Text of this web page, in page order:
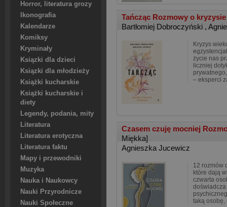
Horror, literatura grozy
Ikonografia
Kalendarze
Komiksy
Kryminały
Ksiązki dla dzieci
Ksiązki dla młodzieży
Książki kucharskie
Książki kucharskie i
diety
Legendy, podania, mity
Literatura
Literatura erotyczna
Literatura faktu
Mapy i przewodniki
Muzyka
Nauka i Naukowcy
Nauki Przyrodnicze
Nauki Społeczne
Tańcząc Rozmowy o
Bartłomiej Dobroczyński ,
Kryzys
życie nas
liczniej
– eksperci
Czasem czuję mocniej
Miękka]
Agnieszka Jucewicz
12 rozmów
które dają
czwarta
taką osobę,